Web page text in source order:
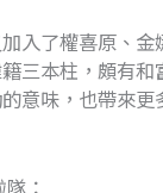
入了權喜原、金
三本柱，頗有和
意味，也帶來